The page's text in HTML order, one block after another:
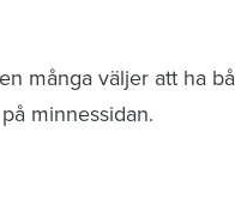
många väljer att ha
minnessidan.